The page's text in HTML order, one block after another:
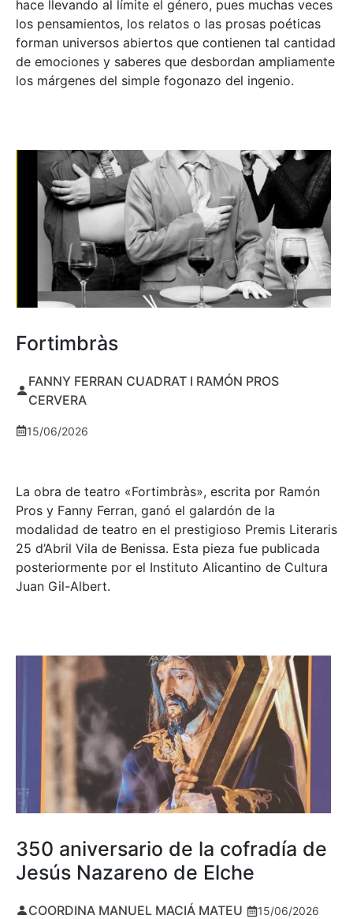
hace llevando al límite el género, pues muchas veces
los pensamientos, los relatos o las prosas poéticas
forman universos abiertos que contienen tal cantidad
de emociones y saberes que desbordan ampliamente
los márgenes del simple fogonazo del ingenio.
Fortimbràs
FANNY FERRAN CUADRAT I RAMÓN PROS
CERVERA
15/06/2026
La obra de teatro «Fortimbràs», escrita por Ramón
Pros y Fanny Ferran, ganó el galardón de la
modalidad de teatro en el prestigioso Premis Literaris
25 d’Abril Vila de Benissa. Esta pieza fue publicada
posteriormente por el Instituto Alicantino de Cultura
Juan Gil-Albert.
350 aniversario de la cofradía de
Jesús Nazareno de Elche
COORDINA MANUEL MACIÁ MATEU 15/06/2026